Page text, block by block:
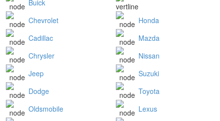
Buick
Chevrolet
Cadillac
Chrysler
Jeep
Dodge
Oldsmobile
Honda
Mazda
Nissan
Suzuki
Toyota
Lexus